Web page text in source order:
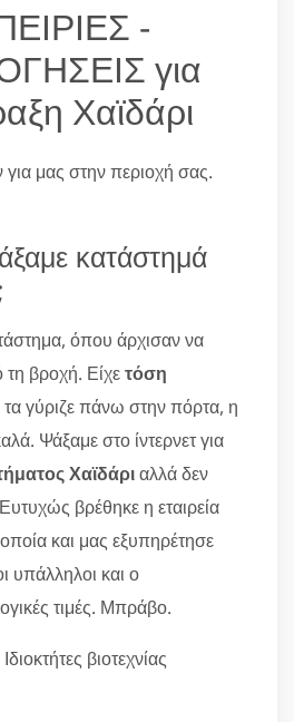
-
για
Χαϊδάρι
για μας στην περιοχή σας.
κατάστημά
όπου άρχισαν να
βροχή. Είχετόση
γύριζε πάνω στην πόρτα, η
Ψάξαμε στο ίντερνετ για
Χαϊδάριαλλά δεν
βρέθηκε η εταιρεία
και μας εξυπηρέτησε
υπάλληλοι και ο
τιμές. Μπράβο.
βιοτεχνίας